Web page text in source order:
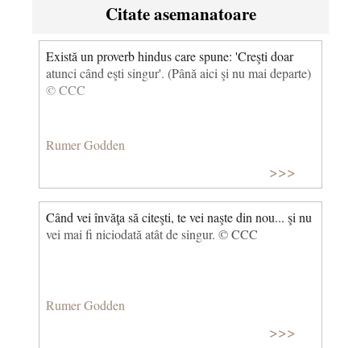
Citate asemanatoare
Există un proverb hindus care spune: 'Creşti doar
atunci când eşti singur'. (Până aici şi nu mai departe)
© CCC
Rumer Godden
>>>
Când vei învăţa să citeşti, te vei naşte din nou... şi nu
vei mai fi niciodată atât de singur. © CCC
Rumer Godden
>>>